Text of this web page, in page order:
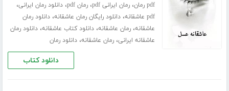
pdf رمان
،رمان ایرانی pdf ،رمان pdf ،دانلود رمان ایرانی،
pdf عاشقانه ،دانلود رایگان رمان عاشقانه،دانلود رمان
عاشقانه،رمان عاشقانه،دانلود کتاب عاشقانه،دانلود رمان
عاشقانه ایرانی،رمان عاشقانه،دانلود رمان
دانلود کتاب